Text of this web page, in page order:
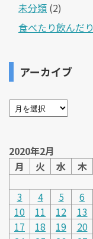
未分類 (2)
食べたり飲んだり
アーカイブ
2020年2月
月
火 水 木
3
4 5 6
10
11 12 13
17
18 19 20